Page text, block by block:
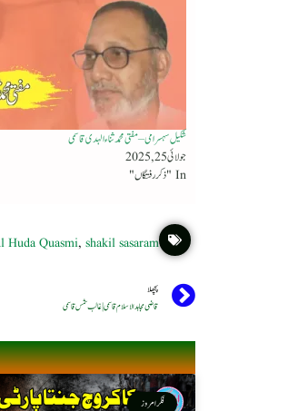
شکیل سہسرامی – مفتی محمد ثناء الہدی قاسمی
جولائی 25, 2025
In "ذکر رفتگاں"
Huda Quasmi, shakil sasaram
پچھلا
قاضی مجاہد الاسلام قاسمی | غالب شمس قاسمی
فکر امروز